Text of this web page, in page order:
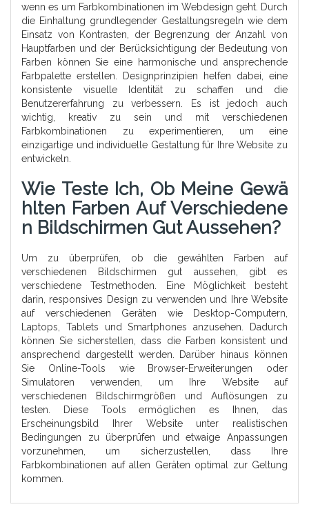
wenn es um Farbkombinationen im Webdesign geht. Durch
die Einhaltung grundlegender Gestaltungsregeln wie dem
Einsatz von Kontrasten, der Begrenzung der Anzahl von
Hauptfarben und der Berücksichtigung der Bedeutung von
Farben können Sie eine harmonische und ansprechende
Farbpalette erstellen. Designprinzipien helfen dabei, eine
konsistente visuelle Identität zu schaffen und die
Benutzererfahrung zu verbessern. Es ist jedoch auch
wichtig, kreativ zu sein und mit verschiedenen
Farbkombinationen zu experimentieren, um eine
einzigartige und individuelle Gestaltung für Ihre Website zu
entwickeln.
Wie Teste Ich, Ob Meine Gewä
Hlten Farben Auf Verschiedene
N Bildschirmen Gut Aussehen?
Um zu überprüfen, ob die gewählten Farben auf
verschiedenen Bildschirmen gut aussehen, gibt es
verschiedene Testmethoden. Eine Möglichkeit besteht
darin, responsives Design zu verwenden und Ihre Website
auf verschiedenen Geräten wie Desktop-Computern,
Laptops, Tablets und Smartphones anzusehen. Dadurch
können Sie sicherstellen, dass die Farben konsistent und
ansprechend dargestellt werden. Darüber hinaus können
Sie Online-Tools wie Browser-Erweiterungen oder
Simulatoren verwenden, um Ihre Website auf
verschiedenen Bildschirmgrößen und Auflösungen zu
testen. Diese Tools ermöglichen es Ihnen, das
Erscheinungsbild Ihrer Website unter realistischen
Bedingungen zu überprüfen und etwaige Anpassungen
vorzunehmen, um sicherzustellen, dass Ihre
Farbkombinationen auf allen Geräten optimal zur Geltung
kommen.